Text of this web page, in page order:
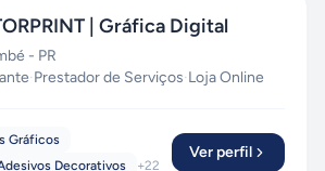
| Gráfica Digital
- PR
·Prestador de Serviços·Loja Online
Gráficos
Decorativos +22
Ver perfil